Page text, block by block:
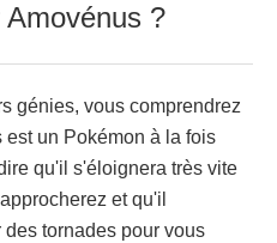
?
génies, vous comprendrez
est un Pokémon à la fois
qu'il s'éloignera très vite
et qu'il
tornades pour vous